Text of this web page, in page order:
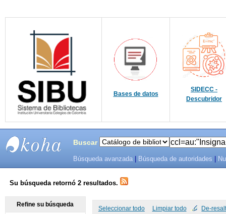
Bases de datos
SIDECC -
Descubridor
SISTEMAS
DE
Buscar
Búsqueda avanzada Búsqueda de autoridades
Su búsqueda retornó 2 resultados.
Seleccionar todo Limpiar todo De-
Refine su búsqueda